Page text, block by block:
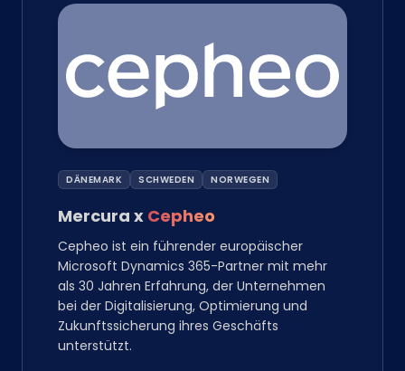
DÄNEMARK SCHWEDEN NORWEGEN
Mercura x Cepheo
Cepheo ist ein führender europäischer
Microsoft Dynamics 365-Partner mit mehr
als 30 Jahren Erfahrung, der Unternehmen
bei der Digitalisierung, Optimierung und
Zukunftssicherung ihres Geschäfts
unterstützt.